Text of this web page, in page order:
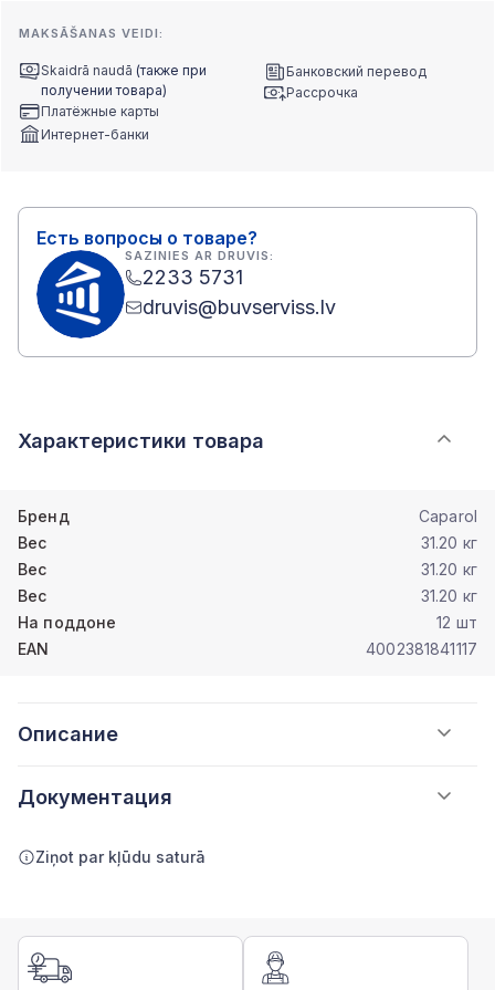
MAKSĀŠANAS VEIDI:
Skaidrā naudā (также при
получении товара)
Платёжные карты
Интернет-банки
Банковский перевод
Рассрочка
Есть вопросы о товаре?
SAZINIES AR DRUVIS:
2233 5731
druvis@buvserviss.lv
Характеристики товара
Бренд
Caparol
Вес
31.20 кг
Вес
31.20 кг
Вес
31.20 кг
На поддоне
12 шт
EAN
4002381841117
Описание
Документация
Ziņot par kļūdu saturā